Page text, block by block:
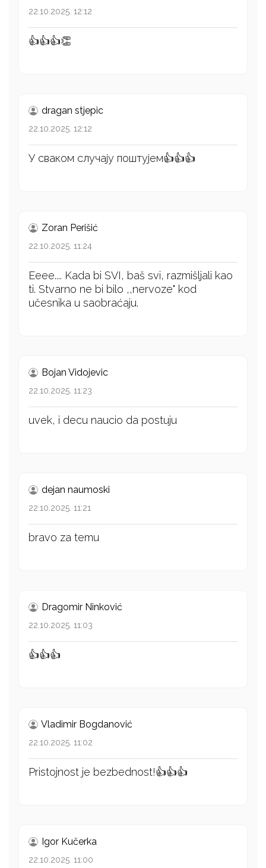
22.10.2025. 12:12
👍👍👍👏
dragan stjepic
22.10.2025. 12:12
У сваком случају поштујем👍👍👍
Zoran Perišić
22.10.2025. 11:24
Eeee.... Kada bi SVI, baš svi, razmišljali kao
ti. Stvarno ne bi bilo ,,nervoze" kod
učesnika u saobraćaju.
Bojan Vidojevic
22.10.2025. 11:23
uvek, i decu naucio da postuju
dejan naumoski
22.10.2025. 11:21
bravo za temu
Dragomir Ninković
22.10.2025. 11:03
👍👍👍
Vladimir Bogdanović
22.10.2025. 11:02
Pristojnost je bezbednost!👍👍👍
Igor Kučerka
22.10.2025. 11:00